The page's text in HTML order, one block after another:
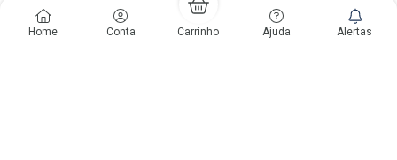
Home Conta Carrinho Ajuda Alertas
Processo: 2531.559767/2014-90 Autorização/MS: 7.31847.3 | As
informações contidas neste site, como promoções e ofertas de remédios e
medicamentos, não devem ser usadas para automedicação e não